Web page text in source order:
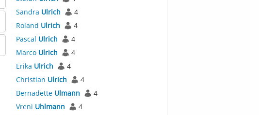
Sandra Ulrich
4
Roland Ulrich
4
Pascal Ulrich
4
Marco Ulrich
4
Erika Ulrich
4
Christian Ulrich
4
Bernadette Ulmann
4
Vreni Uhlmann
4